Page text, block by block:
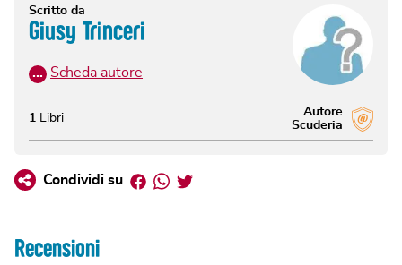
Scritto da
Giusy Trinceri
… Scheda autore
Autore
Scuderia
1 Libri
Condividi su Facebook
Whatsapp
Twitter
Recensioni